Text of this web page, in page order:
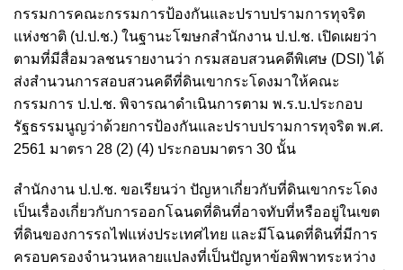
กรรมการคณะกรรมการป้องกันและปราบปรามการทุจริต
แห่งชาติ (ป.ป.ช.) ในฐานะโฆษกสำนักงาน ป.ป.ช. เปิดเผยว่า
ตามที่มีสื่อมวลชนรายงานว่า กรมสอบสวนคดีพิเศษ (DSI) ได้
ส่งสำนวนการสอบสวนคดีที่ดินเขากระโดงมาให้คณะ
กรรมการ ป.ป.ช. พิจารณาดำเนินการตาม พ.ร.บ.ประกอบ
รัฐธรรมนูญว่าด้วยการป้องกันและปราบปรามการทุจริต พ.ศ.
2561 มาตรา 28 (2) (4) ประกอบมาตรา 30 นั้น
สำนักงาน ป.ป.ช. ขอเรียนว่า ปัญหาเกี่ยวกับที่ดินเขากระโดง
เป็นเรื่องเกี่ยวกับการออกโฉนดที่ดินที่อาจทับที่หรืออยู่ในเขต
ที่ดินของการรถไฟแห่งประเทศไทย และมีโฉนดที่ดินที่มีการ
ครอบครองจำนวนหลายแปลงที่เป็นปัญหาข้อพิพาทระหว่าง